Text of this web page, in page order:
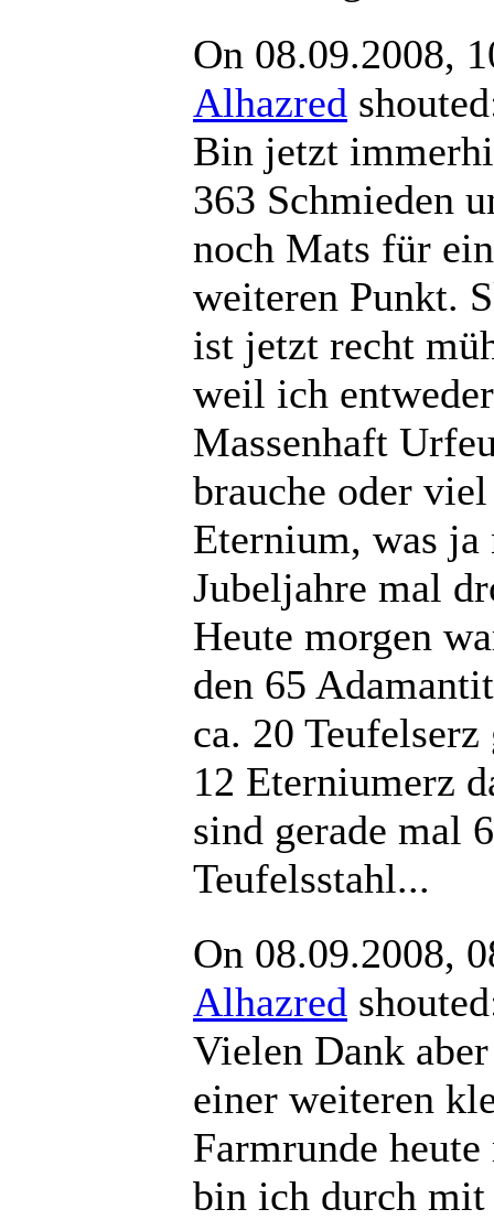
On 08.09.2008,
Alhazred
Bin jetzt
363 Schmieden
noch Mats für
weiteren Punkt.
ist jetzt recht
weil ich entweder
Massenhaft
brauche oder viel
Eternium, was ja
Jubeljahre mal
Heute morgen
den 65
ca. 20 Teufelserz
12 Eterniumerz
sind gerade mal 6
Teufelsstahl...
On 08.09.2008,
Alhazred
Vielen Dank
einer weiteren
Farmrunde heute
bin ich durch mit